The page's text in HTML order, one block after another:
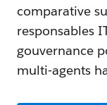
comparative
responsables
gouvernance
multi‑agents